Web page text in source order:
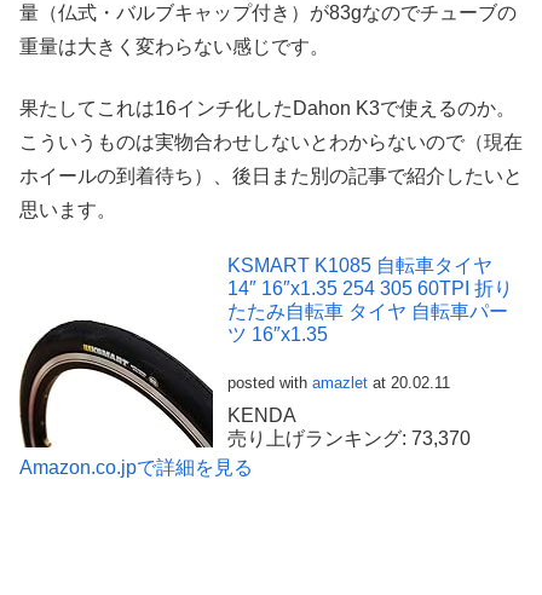
量（仏式・バルブキャップ付き）が83gなのでチューブの
重量は大きく変わらない感じです。
果たしてこれは16インチ化したDahon K3で使えるのか。
こういうものは実物合わせしないとわからないので（現在
ホイールの到着待ち）、後日また別の記事で紹介したいと
思います。
KSMART K1085 自転車タイヤ
14″ 16″x1.35 254 305 60TPI 折り
たたみ自転車 タイヤ 自転車パー
ツ 16″x1.35
posted with amazlet at 20.02.11
KENDA
売り上げランキング: 73,370
Amazon.co.jpで詳細を見る